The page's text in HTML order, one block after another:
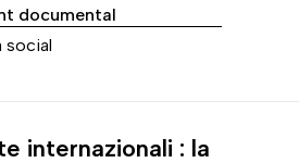
documental
social
internazionali : la